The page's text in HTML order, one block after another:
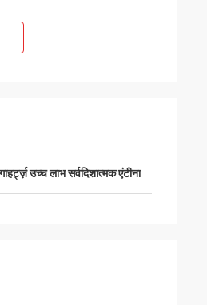
उच्च लाभ सर्वदिशात्मक एंटीना